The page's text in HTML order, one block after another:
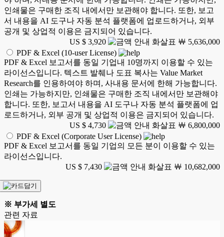
인쇄물은 구매한 조직 내에서만 보관해야 합니다. 또한, 보고
서 내용을 AI 도구나 자동 분석 플랫폼에 업로드하거나, 외부
공개 및 상업적 이용은 금지되어 있습니다.
US $ 3,920
￦ 5,636,000
PDF & Excel (10-user License)
PDF & Excel 보고서를 동일 기업내 10명까지 이용할 수 있는
라이선스입니다. 텍스트 발췌나 도표 복사는 Value Market
Research를 인용하여야 하며, 사내용 문서에 한해 가능합니다.
인쇄는 가능하지만, 인쇄물은 구매한 조직 내에서만 보관해야
합니다. 또한, 보고서 내용을 AI 도구나 자동 분석 플랫폼에 업
로드하거나, 외부 공개 및 상업적 이용은 금지되어 있습니다.
US $ 4,730
￦ 6,800,000
PDF & Excel (Corporate User License)
PDF & Excel 보고서를 동일 기업의 모든 분이 이용할 수 있는
라이선스입니다.
US $ 7,430
￦ 10,682,000
※ 부가세 별도
관련 자료